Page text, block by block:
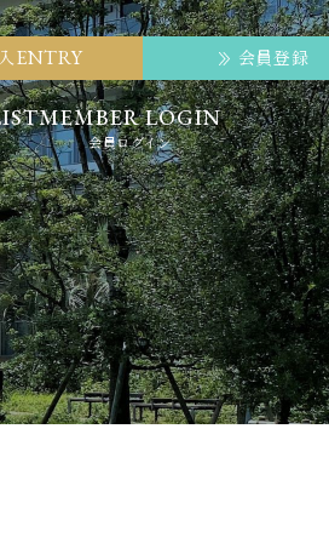
ENTRY 会員登録
MEMBER LOGIN
会員ログイン